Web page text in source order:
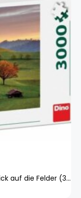
Dino Spielzeug Puzzle 3000 Schweiz,Blick auf die Felder (3000 Teile)